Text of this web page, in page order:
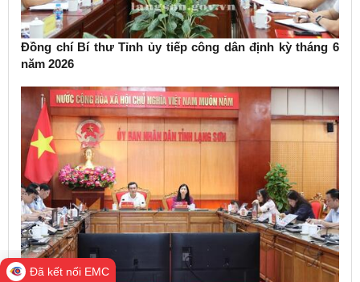
Đồng chí Bí thư Tỉnh ủy tiếp công dân định kỳ tháng 6
năm 2026
Đã kết nối EMC